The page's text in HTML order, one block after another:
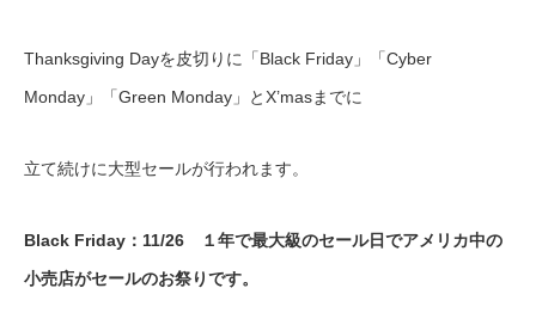
Thanksgiving Dayを皮切りに「Black Friday」「Cyber
Monday」「Green Monday」とX’masまでに
立て続けに大型セールが行われます。
Black Friday：11/26 １年で最大級のセール日でアメリカ中の
小売店がセールのお祭りです。